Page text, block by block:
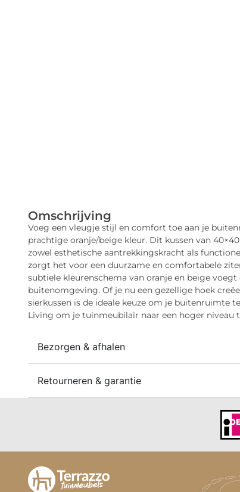
Omschrijving
Voeg een vleugje stijl en comfort toe aan je
prachtige oranje/beige kleur. Dit kussen van
zowel esthetische aantrekkingskracht als
zorgt het voor een duurzame en comfortabele
subtiele kleurenschema van oranje en beige
buitenomgeving. Of je nu een gezellige hoek
sierkussen is de ideale keuze om je buitenruimte
Living om je tuinmeubilair naar een hoger niveau
Bezorgen & afhalen
Retourneren & garantie